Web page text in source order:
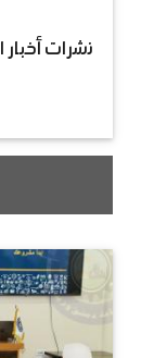
نشرات